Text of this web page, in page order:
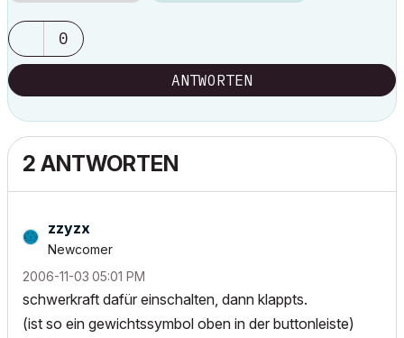
0
ANTWORTEN
2 ANTWORTEN
zzyzx
Newcomer
‎2006-11-03 05:01 PM
schwerkraft dafür einschalten, dann klappts.
(ist so ein gewichtssymbol oben in der buttonleiste)